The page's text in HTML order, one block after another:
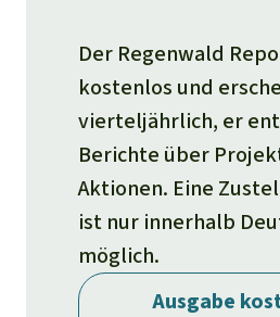
Aluminium
Gold
01/2025
Ältere
Stiftung
Kontakt
Widget
Français
Italiano
Português
Indonesia
Spenden für ein
Waldschutz
Schutz von
Spenden für
Südostasien
Afrika
Lateinamerika
Der Regenwald
kostenlos und
vierteljährlich, er
Berichte über
Aktionen. Eine
ist nur innerhalb
möglich.
Ausgabe